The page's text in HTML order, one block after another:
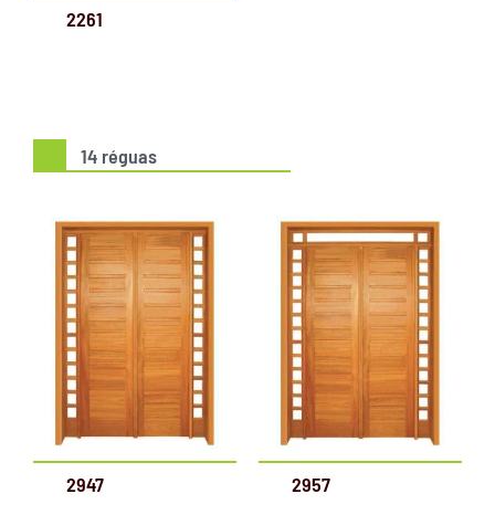
2261
14 réguas
2947 2957